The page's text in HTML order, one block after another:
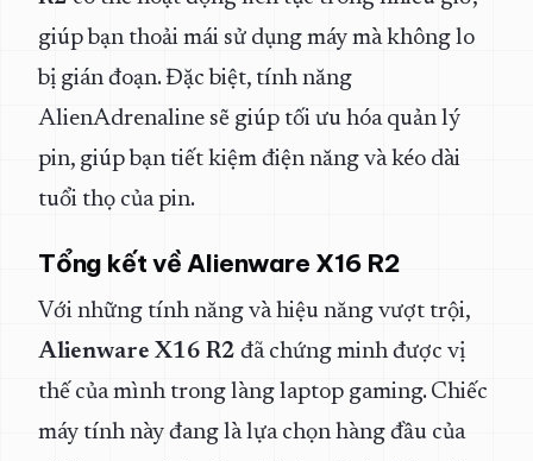
giúp bạn thoải mái sử dụng máy mà không lo
bị gián đoạn. Đặc biệt, tính năng
AlienAdrenaline sẽ giúp tối ưu hóa quản lý
pin, giúp bạn tiết kiệm điện năng và kéo dài
tuổi thọ của pin.
Tổng kết về Alienware X16 R2
Với những tính năng và hiệu năng vượt trội,
Alienware X16 R2 đã chứng minh được vị
thế của mình trong làng laptop gaming. Chiếc
máy tính này đang là lựa chọn hàng đầu của